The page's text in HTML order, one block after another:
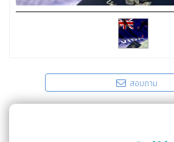
สอบถาม